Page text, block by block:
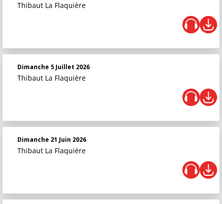
Thibaut La Flaquière
Dimanche 5 Juillet 2026
Thibaut La Flaquière
Dimanche 21 Juin 2026
Thibaut La Flaquière